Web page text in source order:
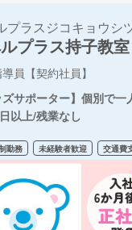
プラスジコキョウシ
プラス持子教室
員【契約社員】
サポーター】個別で
以上/残業なし
勤務 未経験者歓迎 交通費